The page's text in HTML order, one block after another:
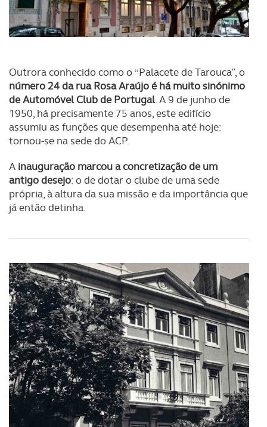
Outrora conhecido como o “Palacete de Tarouca”, o
número 24 da rua Rosa Araújo é há muito sinónimo
de Automóvel Club de Portugal. A 9 de junho de
1950, há precisamente 75 anos, este edifício
assumiu as funções que desempenha até hoje:
tornou-se na sede do ACP.
A inauguração marcou a concretização de um
antigo desejo: o de dotar o clube de uma sede
própria, à altura da sua missão e da importância que
já então detinha.